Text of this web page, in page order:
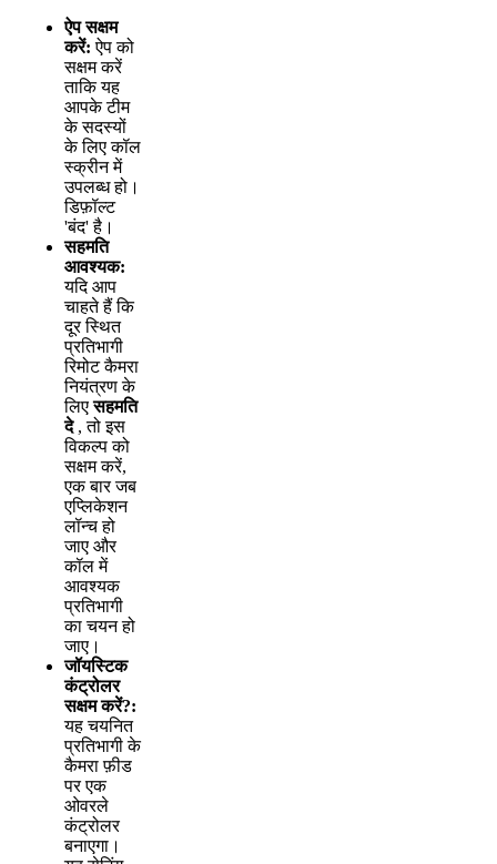
ऐप सकम
कर: ऐप क
सकम कर
तक यह
आपक टम
क सदसय
क लए कल
सकरन म
उपलबध ह ।
डफलट
'बद' ह ।
सहमत
आवशयक:
यद आप
चहत ह क
दर सत
परतभग
रमट कमर
नयतरण क
लए सहमत
द , त इस
वकलप क
सकम कर,
एक बर जब
एपकशन
लनच ह
जए और
कल म
आवशयक
परतभग
क चयन ह
जए ।
जयसक
कटरलर
सकम कर?:
यह चयनत
परतभग क
कमर फड
पर एक
ओवरल
कटरलर
बनएग ।